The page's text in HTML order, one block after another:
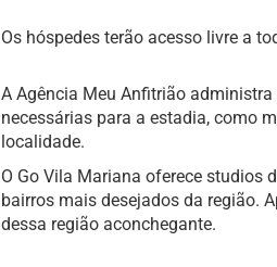
Os hóspedes terão acesso livre a
A Agência Meu Anfitrião
necessárias para a estadia, como
localidade.
O Go Vila Mariana oferece studios
bairros mais desejados da região.
dessa região aconchegante.